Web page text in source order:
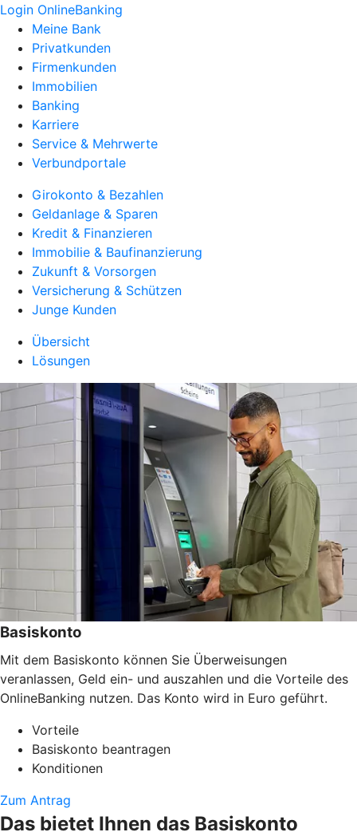
Login OnlineBanking
Meine Bank
Privatkunden
Firmenkunden
Immobilien
Banking
Karriere
Service & Mehrwerte
Verbundportale
Girokonto & Bezahlen
Geldanlage & Sparen
Kredit & Finanzieren
Immobilie & Baufinanzierung
Zukunft & Vorsorgen
Versicherung & Schützen
Junge Kunden
Übersicht
Lösungen
Basiskonto
Mit dem Basiskonto können Sie Überweisungen
veranlassen, Geld ein- und auszahlen und die Vorteile des
OnlineBanking nutzen. Das Konto wird in Euro geführt.
Vorteile
Basiskonto beantragen
Konditionen
Zum Antrag
Das bietet Ihnen das Basiskonto